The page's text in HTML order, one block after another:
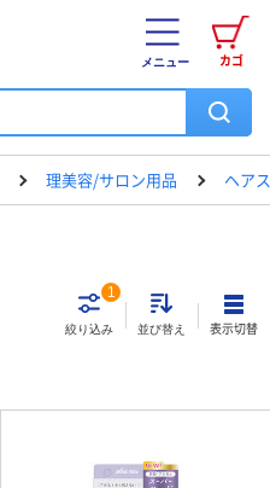
カゴ
メニュー
理美容/サロン用品 ヘア
絞り込み
1
並び替え 表示切替